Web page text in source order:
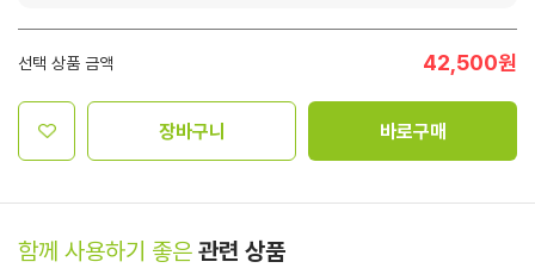
선택 상품 금액 42,500원
장바구니 바로구매
함께 사용하기 좋은 관련 상품